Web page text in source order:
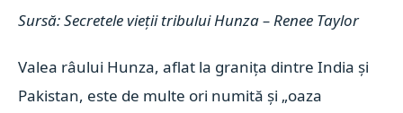
Sursă: Secretele vieții tribului Hunza – Renee Taylor
Valea râului Hunza, aflat la graniţa dintre India şi
Pakistan, este de multe ori numită şi „oaza